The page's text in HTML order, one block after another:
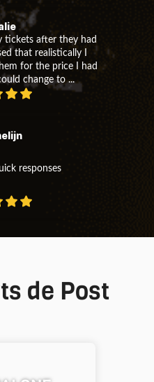
tickets after they had
that realistically I
for the price I had
change to ...
responses
de Post